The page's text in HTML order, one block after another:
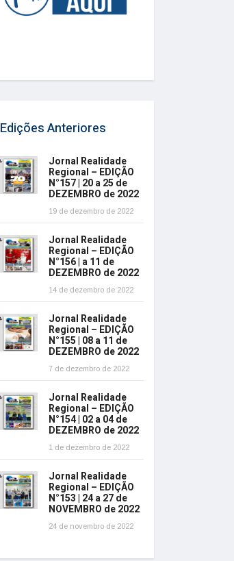
Edições Anteriores
Jornal Realidade
Regional – EDIÇÃO
N°157 | 20 a 25 de
DEZEMBRO de 2022
19 de dezembro de 2022
Jornal Realidade
Regional – EDIÇÃO
N°156 | a 11 de
DEZEMBRO de 2022
14 de dezembro de 2022
Jornal Realidade
Regional – EDIÇÃO
N°155 | 08 a 11 de
DEZEMBRO de 2022
7 de dezembro de 2022
Jornal Realidade
Regional – EDIÇÃO
N°154 | 02 a 04 de
DEZEMBRO de 2022
1 de dezembro de 2022
Jornal Realidade
Regional – EDIÇÃO
N°153 | 24 a 27 de
NOVEMBRO de 2022
24 de novembro de 2022